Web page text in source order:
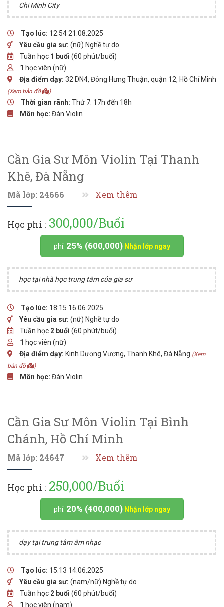
Chi Minh City
Tạo lúc: 12:54 21.08.2025
Yêu cầu gia sư: (nữ) Nghề tự do
Tuần học 1 buổi (60 phút/buổi)
1 học viên (nữ)
Địa điểm dạy: 32 DN4, Đông Hưng Thuận, quận 12, Hồ Chí Minh
(Xem bản đồ )
Thời gian rãnh: Thứ 7: 17h đến 18h
Môn học: Đàn Violin
Cần Gia Sư Môn Violin Tại Thanh
Khê, Đà Nẵng
Mã lớp: 24666 Xem thêm
Học phí : 300,000/Buổi
phí: 25% (600,000) Nhận lớp ngay
học tại nhà học trung tâm của gia sư
Tạo lúc: 18:15 16.06.2025
Yêu cầu gia sư: (nữ) Nghề tự do
Tuần học 2 buổi (60 phút/buổi)
1 học viên (nữ)
Địa điểm dạy: Kinh Dương Vương, Thanh Khê, Đà Nẵng (Xem
bản đồ
)
Môn học: Đàn Violin
Cần Gia Sư Môn Violin Tại Bình
Chánh, Hồ Chí Minh
Mã lớp: 24647 Xem thêm
Học phí : 250,000/Buổi
phí: 20% (400,000) Nhận lớp ngay
dạy tại trung tâm âm nhạc
Tạo lúc: 15:13 14.06.2025
Yêu cầu gia sư: (nam/nữ) Nghề tự do
Tuần học 2 buổi (60 phút/buổi)
1 học viên (nam)